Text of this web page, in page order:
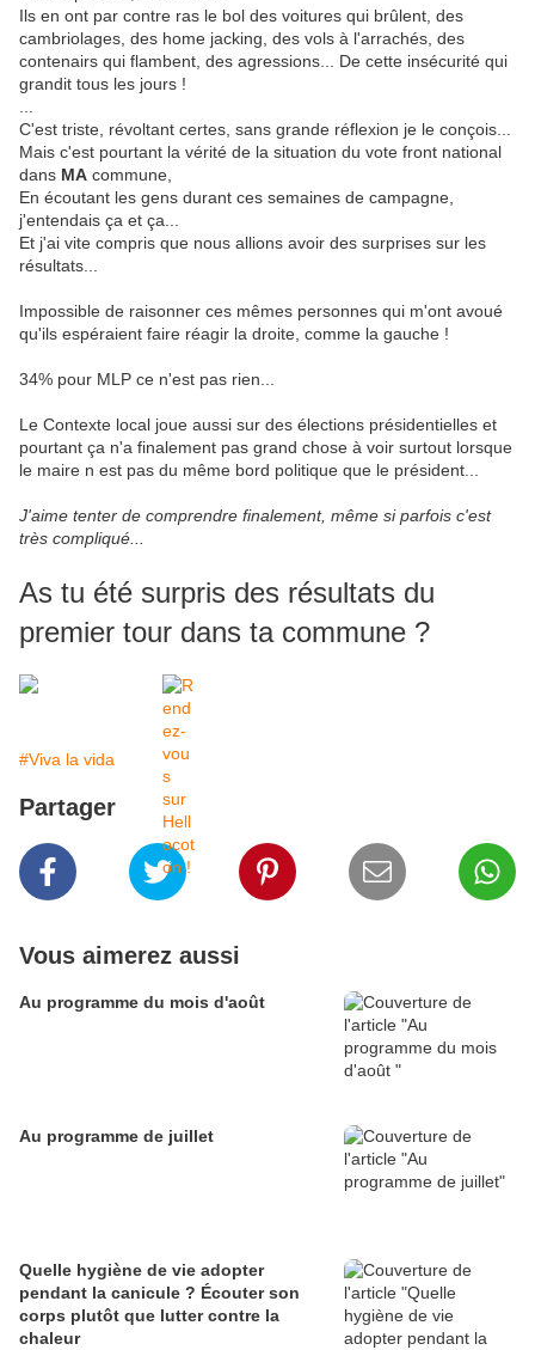
Ils en ont par contre ras le bol des voitures qui brûlent, des
cambriolages, des home jacking, des vols à l'arrachés, des
contenairs qui flambent, des agressions... De cette insécurité qui
grandit tous les jours !
C'est triste, révoltant certes, sans grande réflexion je le conçois...
Mais c'est pourtant la vérité de la situation du vote front national
dans MA commune,
En écoutant les gens durant ces semaines de campagne,
j'entendais ça et ça...
Et j'ai vite compris que nous allions avoir des surprises sur les
résultats...
Impossible de raisonner ces mêmes personnes qui m'ont avoué
qu'ils espéraient faire réagir la droite, comme la gauche !
34% pour MLP ce n'est pas rien...
Le Contexte local joue aussi sur des élections présidentielles et
pourtant ça n'a finalement pas grand chose à voir surtout lorsque
le maire n est pas du même bord politique que le président...
J'aime tenter de comprendre finalement, même si parfois c'est
très compliqué...
As tu été surpris des résultats du
premier tour dans ta commune ?
#Viva la vida
Partager
Vous aimerez aussi
Au programme du mois d'août
Au programme de juillet
Quelle hygiène de vie adopter
pendant la canicule ? Écouter son
corps plutôt que lutter contre la
chaleur